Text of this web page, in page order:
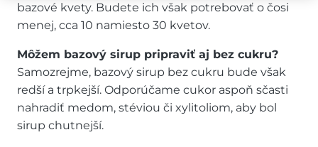
bazové kvety. Budete ich však potrebovať o čosi
menej, cca 10 namiesto 30 kvetov.
Môžem bazový sirup pripraviť aj bez cukru?
Samozrejme, bazový sirup bez cukru bude však
redší a trpkejší. Odporúčame cukor aspoň sčasti
nahradiť medom, stéviou či xylitoliom, aby bol
sirup chutnejší.